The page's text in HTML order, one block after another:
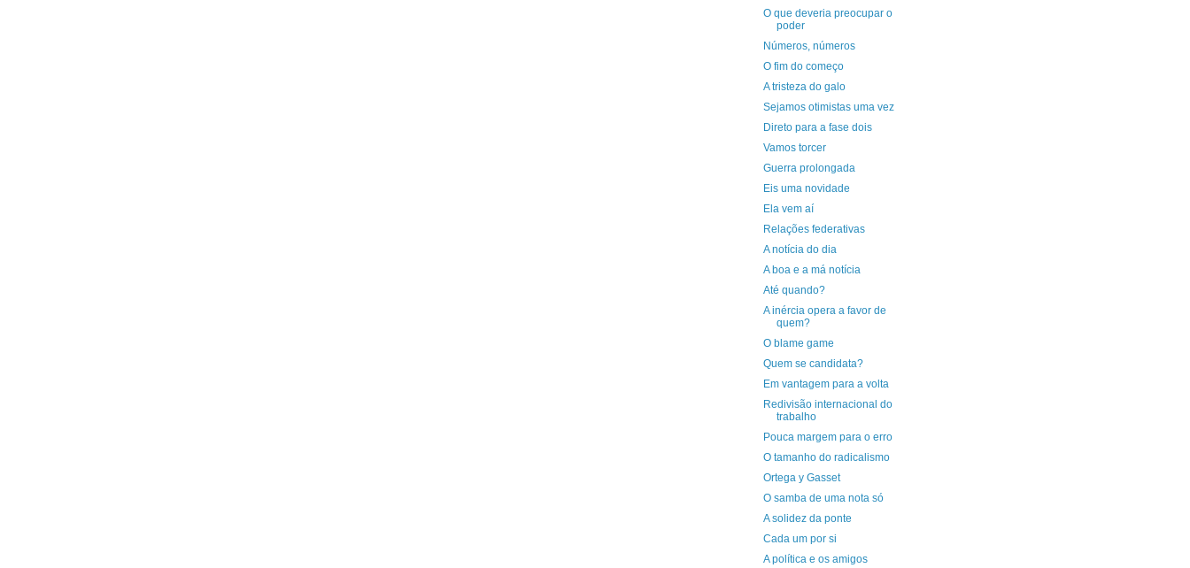
O que deveria preocupar o
poder
Números, números
O fim do começo
A tristeza do galo
Sejamos otimistas uma vez
Direto para a fase dois
Vamos torcer
Guerra prolongada
Eis uma novidade
Ela vem aí
Relações federativas
A notícia do dia
A boa e a má notícia
Até quando?
A inércia opera a favor de
quem?
O blame game
Quem se candidata?
Em vantagem para a volta
Redivisão internacional do
trabalho
Pouca margem para o erro
O tamanho do radicalismo
Ortega y Gasset
O samba de uma nota só
A solidez da ponte
Cada um por si
A política e os amigos